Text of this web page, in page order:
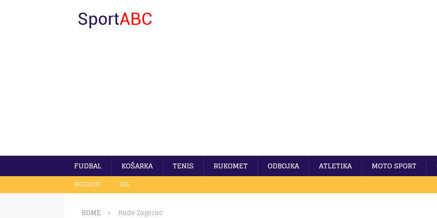
FUDBAL KOŠARKA TENIS RUKOMET ODBOJKA ATLETIKA MOTO SPORT
FACEBOOK RSS
HOME Rade Zagorac